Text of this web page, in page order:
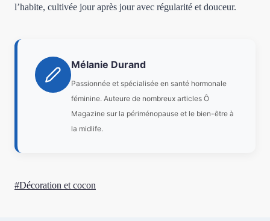
l’habite, cultivée jour après jour avec régularité et douceur.
Mélanie Durand
Passionnée et spécialisée en santé hormonale
féminine. Auteure de nombreux articles Ô
Magazine sur la périménopause et le bien-être à
la midlife.
Étiquettes
#Décoration et cocon